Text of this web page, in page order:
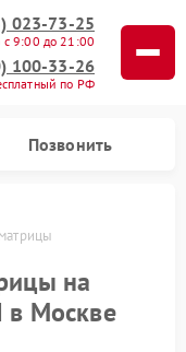
023-73-25
с 9:00 до 21:00
100-33-26
по РФ
Позвонить
на
в Москве